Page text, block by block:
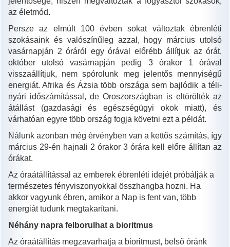
az életmód.
Persze az elmúlt 100 évben sokat változtak ébrenléti
szokásaink és valószínűleg azzal, hogy március utolsó
vasárnapján 2 óráról egy órával előrébb állítjuk az órát,
október utolsó vasárnapján pedig 3 órakor 1 órával
visszaállítjuk, nem spórolunk meg jelentős mennyiségű
energiát. Afrika és Ázsia több országa sem bajlódik a téli-
nyári időszámítással, de Oroszországban is eltörölték az
átállást (gazdasági és egészségügyi okok miatt), és
várhatóan egyre több ország fogja követni ezt a példát.
Nálunk azonban még érvényben van a kettős számítás, így
március 29-én hajnali 2 órakor 3 órára kell előre állítan az
órákat.
Az óraátállítással az emberek ébrenléti idejét próbálják a
természetes fényviszonyokkal összhangba hozni. Ha
akkor vagyunk ébren, amikor a Nap is fent van, több
energiát tudunk megtakarítani.
Néhány napra felborulhat a bioritmus
Az óraátállítás megzavarhatja a bioritmust, belső óránk